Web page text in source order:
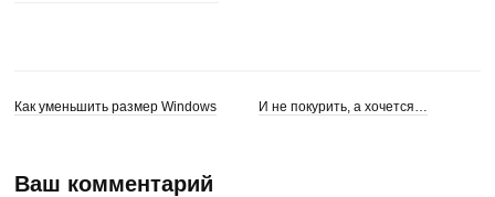
Как уменьшить размер Windows И не покурить, а хочется…
Ваш комментарий